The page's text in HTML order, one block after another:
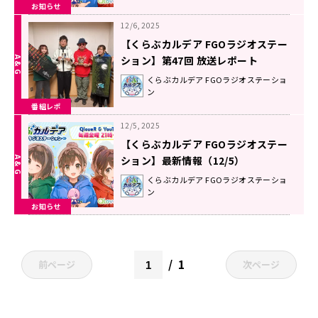
お知らせ
番組レポ
12/6, 2025
【くらぶカルデア FGOラジオステー
ション】第47回 放送レポート
くらぶカルデア FGOラジオステーショ
ン
お知らせ
12/5, 2025
【くらぶカルデア FGOラジオステー
ション】最新情報（12/5）
くらぶカルデア FGOラジオステーショ
ン
前ページ 1 次ページ